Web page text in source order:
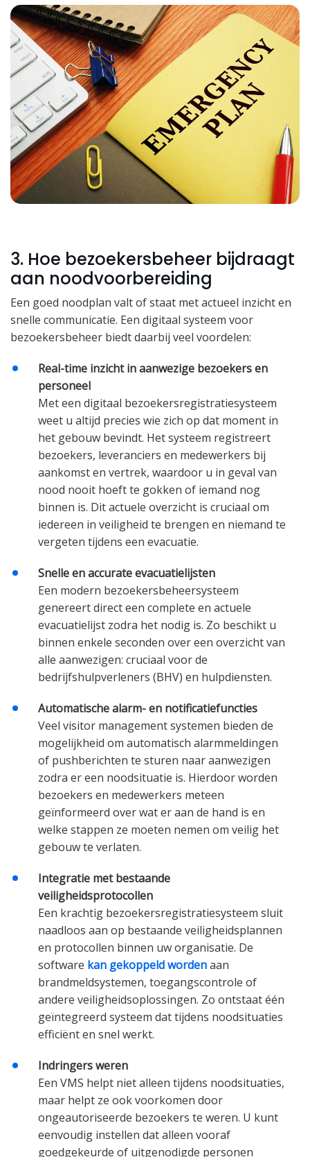
3. Hoe bezoekersbeheer bijdraagt
aan noodvoorbereiding
Een goed noodplan valt of staat met actueel inzicht en
snelle communicatie. Een digitaal systeem voor
bezoekersbeheer biedt daarbij veel voordelen:
Real-time inzicht in aanwezige bezoekers en
personeel
Met een digitaal bezoekersregistratiesysteem
weet u altijd precies wie zich op dat moment in
het gebouw bevindt. Het systeem registreert
bezoekers, leveranciers en medewerkers bij
aankomst en vertrek, waardoor u in geval van
nood nooit hoeft te gokken of iemand nog
binnen is. Dit actuele overzicht is cruciaal om
iedereen in veiligheid te brengen en niemand te
vergeten tijdens een evacuatie.
Snelle en accurate evacuatielijsten
Een modern bezoekersbeheersysteem
genereert direct een complete en actuele
evacuatielijst zodra het nodig is. Zo beschikt u
binnen enkele seconden over een overzicht van
alle aanwezigen: cruciaal voor de
bedrijfshulpverleners (BHV) en hulpdiensten.
Automatische alarm- en notificatiefuncties
Veel visitor management systemen bieden de
mogelijkheid om automatisch alarmmeldingen
of pushberichten te sturen naar aanwezigen
zodra er een noodsituatie is. Hierdoor worden
bezoekers en medewerkers meteen
geïnformeerd over wat er aan de hand is en
welke stappen ze moeten nemen om veilig het
gebouw te verlaten.
Integratie met bestaande
veiligheidsprotocollen
Een krachtig bezoekersregistratiesysteem sluit
naadloos aan op bestaande veiligheidsplannen
en protocollen binnen uw organisatie. De
software kan gekoppeld wordenaan
brandmeldsystemen, toegangscontrole of
andere veiligheidsoplossingen. Zo ontstaat één
geïntegreerd systeem dat tijdens noodsituaties
efficiënt en snel werkt.
Indringers weren
Een VMS helpt niet alleen tijdens noodsituaties,
maar helpt ze ook voorkomen door
ongeautoriseerde bezoekers te weren. U kunt
eenvoudig instellen dat alleen vooraf
goedgekeurde of uitgenodigde personen